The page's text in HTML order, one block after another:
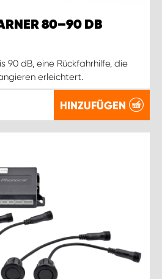
80–90 DB
90 dB, eine Rückfahrhilfe, die
erleichtert.
HINZUFÜGEN